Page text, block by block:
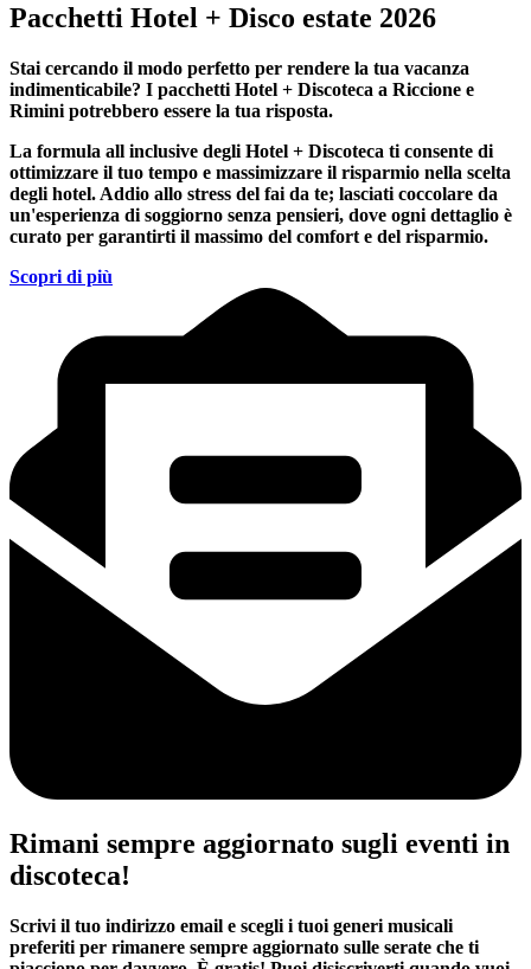
Pacchetti Hotel + Disco estate 2026
Stai cercando il modo perfetto per rendere la tua vacanza
indimenticabile? I pacchetti Hotel + Discoteca a Riccione e
Rimini potrebbero essere la tua risposta.
La formula all inclusive degli Hotel + Discoteca ti consente di
ottimizzare il tuo tempo e massimizzare il risparmio nella scelta
degli hotel. Addio allo stress del fai da te; lasciati coccolare da
un'esperienza di soggiorno senza pensieri, dove ogni dettaglio è
curato per garantirti il massimo del comfort e del risparmio.
Scopri di più
Rimani sempre aggiornato sugli eventi in
discoteca!
Scrivi il tuo indirizzo email e scegli i tuoi generi musicali
preferiti per rimanere sempre aggiornato sulle serate che ti